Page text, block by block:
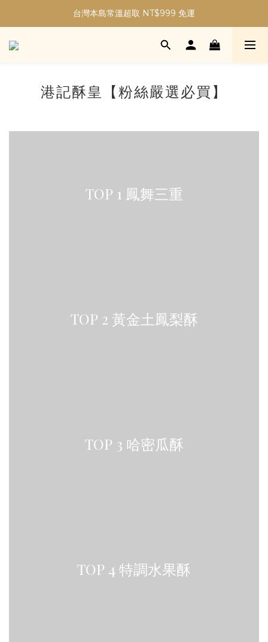
加入會員現折30元購物金｜最高5%購物金無上限！
台灣本島常溫超取 NT$999 免運
加入會員現折30元購物金｜最高5%購物金無上限！
港記酥皇【粉絲嚴選必買】
TOP 1 鳳舞三重
TOP 2 黃金土鳳梨酥
TOP 3 哈密瓜酥
TOP 4 特調水果酥